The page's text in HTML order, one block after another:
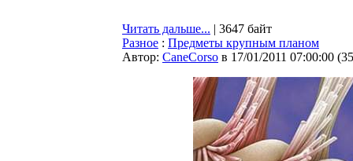
Читать дальше... | 3647 байт
Разное : Предметы крупным планом
Автор: CaneCorso в 17/01/2011 07:00:00 (